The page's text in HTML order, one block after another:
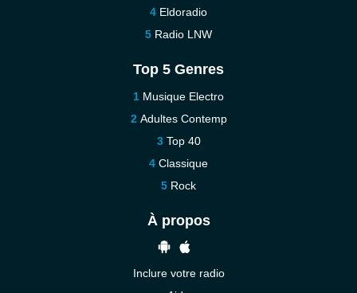
Eldoradio
Radio LNW
Top 5 Genres
Musique Electro
Adultes Contemp
Top 40
Classique
Rock
À propos
Inclure votre radio